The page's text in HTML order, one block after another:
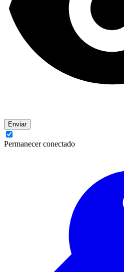
Enviar
Permanecer conectado